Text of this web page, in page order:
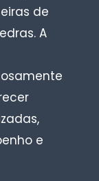
de
A
e